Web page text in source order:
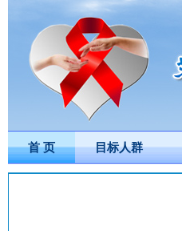
首 页 目标人群